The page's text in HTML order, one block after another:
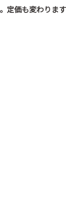
定価も変わりま